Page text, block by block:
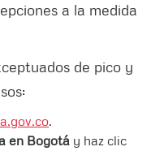
a la medida
de pico y
.
en Bogotá y haz clic